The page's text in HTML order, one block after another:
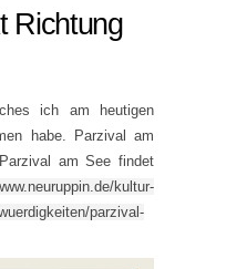
Richtung
ich am heutigen
habe. Parzival am
am See findet
kultur-
parzival-